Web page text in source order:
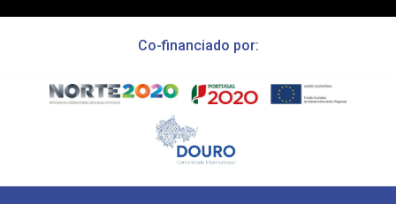
Co-financiado por: